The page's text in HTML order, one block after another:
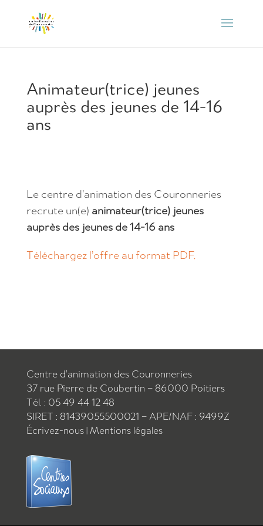
Animateur(trice) jeunes
auprès des jeunes de 14-16
ans
Le centre d’animation des Couronneries
recrute un(e) animateur(trice) jeunes
auprès des jeunes de 14-16 ans
Téléchargez l’offre au format PDF.
Centre d’animation des Couronneries
37 rue Pierre de Coubertin – 86000 Poitiers
Tél. : 05 49 44 12 48
SIRET : 81439055500021 – APE/NAF : 9499Z
Écrivez-nous|Mentions légales